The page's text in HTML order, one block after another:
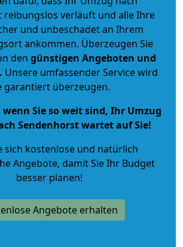
reibungslos verläuft und alle Ihre
und unbeschadet an Ihrem
ankommen. Überzeugen Sie
den günstigen Angeboten und
Unsere umfassender Service wird
garantiert überzeugen.
wenn Sie so weit sind, Ihr Umzug
Sendenhorst wartet auf Sie!
sich kostenlose und natürlich
Angebote, damit Sie Ihr Budget
besser planen!
Angebote erhalten